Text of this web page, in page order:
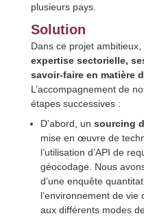
plusieurs pays.
Solution
Dans ce projet ambitieux,
expertise sectorielle,
savoir-faire en matière
L’accompagnement de
étapes successives :
D’abord, un sourcing
mise en œuvre de
l’utilisation d’API de
géocodage. Nous
d’une enquête
l’environnement de
aux différents modes